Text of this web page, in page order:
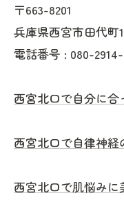
〒663-8201
兵庫県西宮市田代町
電話番号 : 080-
西宮北口で自分に合
西宮北口で自律神経
西宮北口で肌悩みに